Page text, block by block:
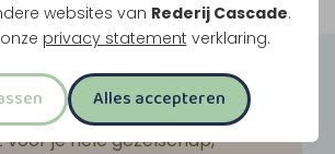
websites van Rederij Cascade.
privacy statement verklaring.
Alles accepteren
je hele gezelschap,